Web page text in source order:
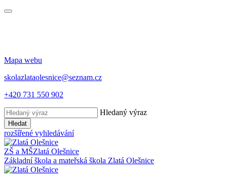
Mapa webu
skolazlataolesnice@seznam.cz
+420 731 550 902
Hledaný výraz
Hledat
rozšířené vyhledávání
ZŠ a MŠZlatá Olešnice
Základní škola a mateřská škola Zlatá Olešnice